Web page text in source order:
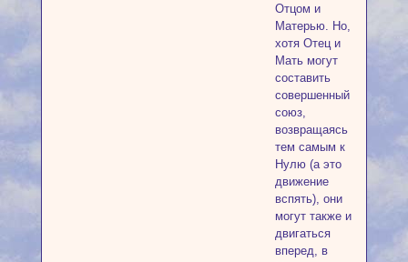
Отцом и
Матерью. Но,
хотя Отец и
Мать могут
составить
совершенный
союз,
возвращаясь
тем самым к
Нулю (а это
движение
вспять), они
могут также и
двигаться
вперед, в